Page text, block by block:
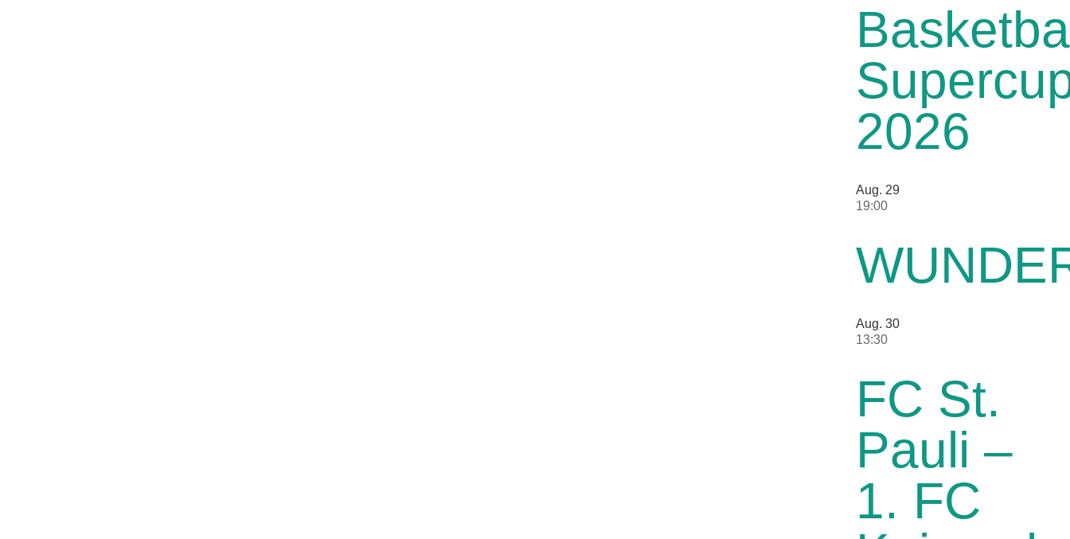
2026
Aug.29
19:00
Aug.30
13:30
FC St.
Pauli –
1. FC